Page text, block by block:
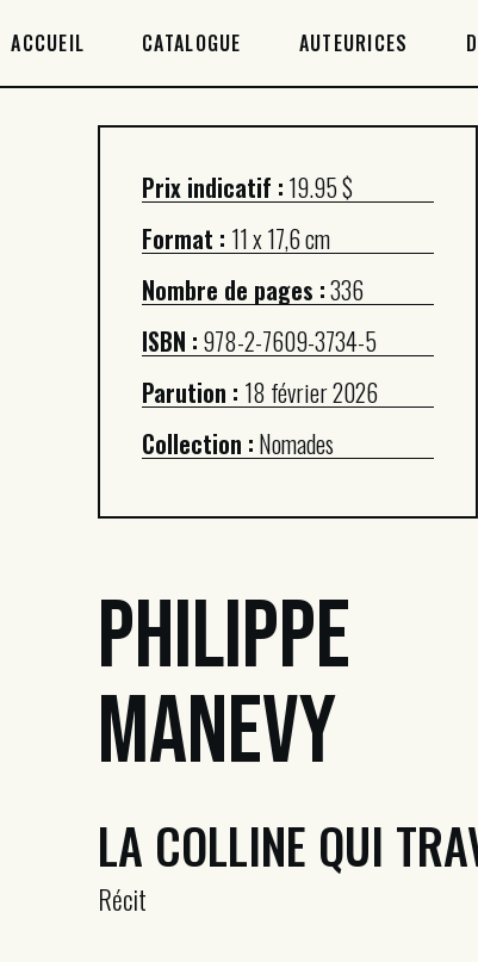
ACCUEIL CATALOGUE AUTEURICES
Prix indicatif : 19.95 $
Format : 11 x 17,6 cm
Nombre de pages :336
ISBN : 978-2-7609-3734-5
Parution : 18 février 2026
Collection : Nomades
Philippe
Manevy
LA COLLINE QUI
Récit